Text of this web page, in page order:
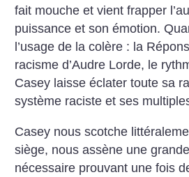
fait mouche et vient frapper
puissance et son émotion.
l’usage de la colère : la
racisme d’Audre Lorde, le
Casey laisse éclater toute sa
système raciste et ses
Casey nous scotche
siège, nous assène une
nécessaire prouvant une fois